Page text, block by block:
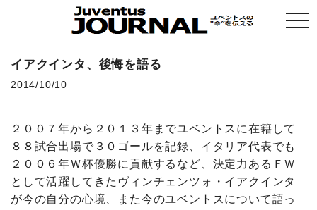
イアクインタ、後悔を語る
2014/10/10
２００７年から２０１３年までユベントスに在籍して
８８試合出場で３０ゴールを記録、イタリア代表でも
２００６年Ｗ杯優勝に貢献するなど、決定力あるＦＷ
として活躍してきたヴィンチェンツォ・イアクインタ
が今の自分の心境、また今のユベントスについて語っ